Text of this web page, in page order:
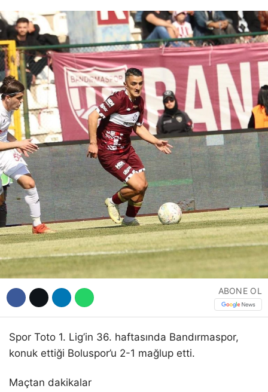
WhatsApp İhbar
Hattı
Facebook
Instagram
Youtube
MAGAZİN
EĞİTİM
DİĞER
ABONE OL
Spor Toto 1. Lig’in 36. haftasında Bandırmaspor,
konuk ettiği Boluspor’u 2-1 mağlup etti.
Maçtan dakikalar